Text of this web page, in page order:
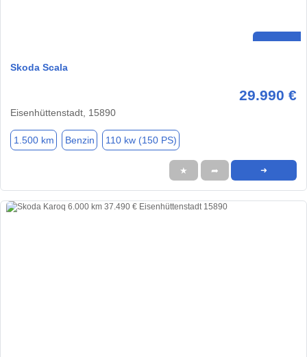
Skoda Scala
29.990 €
Eisenhüttenstadt, 15890
1.500 km Benzin 110 kw (150 PS)
★ ➦ ➜